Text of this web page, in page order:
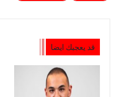
قد يعجبك ايضا